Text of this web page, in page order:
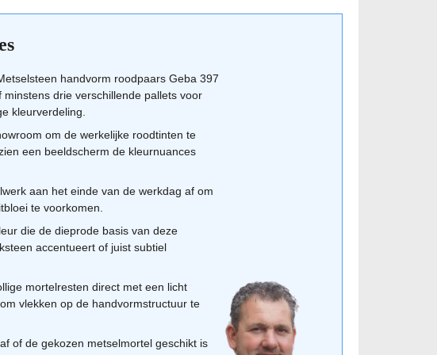
en moderner, terwijl een lichte, kalkkleurige voeg de individuele
te zien wat het beste bij jouw project past. Vergeet niet om de
pakketten te mengen om kleurblokken in de gevel te
handvorm roodpaars Geba 397
minstens drie verschillende pallets voor
kleurverdeling.
om de werkelijke roodtinten te
een beeldscherm de kleurnuances
aan het einde van de werkdag af om
te voorkomen.
die de dieprode basis van deze
accentueert of juist subtiel
mortelresten direct met een licht
vlekken op de handvormstructuur te
of de gekozen metselmortel geschikt is